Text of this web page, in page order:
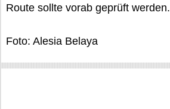
Route sollte vorab geprüft werden.
Foto: Alesia Belaya